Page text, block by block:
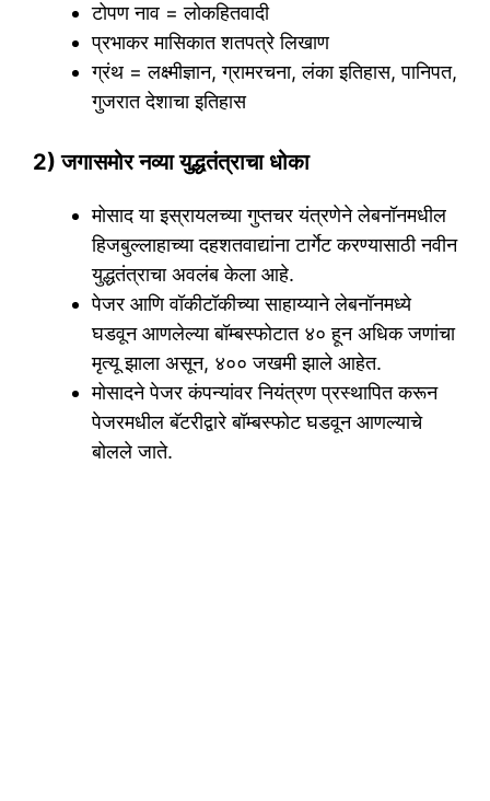
टोपण नाव = लोकहितवादी
प्रभाकर मासिकात शतपत्रे लिखाण
ग्रंथ = लक्ष्मीज्ञान, ग्रामरचना, लंका इतिहास, पानिपत,
गुजरात देशाचा इतिहास
2) जगासमोर नव्या युद्धतंत्राचा धोका
मोसाद या इस्रायलच्या गुप्तचर यंत्रणेने लेबनॉनमधील
हिजबुल्लाहाच्या दहशतवाद्यांना टार्गेट करण्यासाठी नवीन
युद्धतंत्राचा अवलंब केला आहे.
पेजर आणि वॉकीटॉकीच्या साहाय्याने लेबनॉनमध्ये
घडवून आणलेल्या बॉम्बस्फोटात ४० हून अधिक जणांचा
मृत्यू झाला असून, ४०० जखमी झाले आहेत.
मोसादने पेजर कंपन्यांवर नियंत्रण प्रस्थापित करून
पेजरमधील बॅटरीद्वारे बॉम्बस्फोट घडवून आणल्याचे
बोलले जाते.